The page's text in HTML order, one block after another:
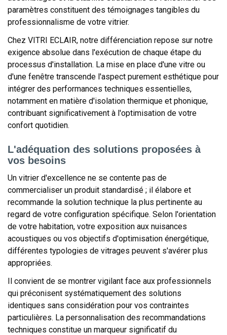
paramètres constituent des témoignages tangibles du
professionnalisme de votre vitrier.
Chez VITRI ECLAIR, notre différenciation repose sur notre
exigence absolue dans l'exécution de chaque étape du
processus d'installation. La mise en place d'une vitre ou
d'une fenêtre transcende l'aspect purement esthétique pour
intégrer des performances techniques essentielles,
notamment en matière d'isolation thermique et phonique,
contribuant significativement à l'optimisation de votre
confort quotidien.
L'adéquation des solutions proposées à
vos besoins
Un vitrier d'excellence ne se contente pas de
commercialiser un produit standardisé ; il élabore et
recommande la solution technique la plus pertinente au
regard de votre configuration spécifique. Selon l'orientation
de votre habitation, votre exposition aux nuisances
acoustiques ou vos objectifs d'optimisation énergétique,
différentes typologies de vitrages peuvent s'avérer plus
appropriées.
Il convient de se montrer vigilant face aux professionnels
qui préconisent systématiquement des solutions
identiques sans considération pour vos contraintes
particulières. La personnalisation des recommandations
techniques constitue un marqueur significatif du